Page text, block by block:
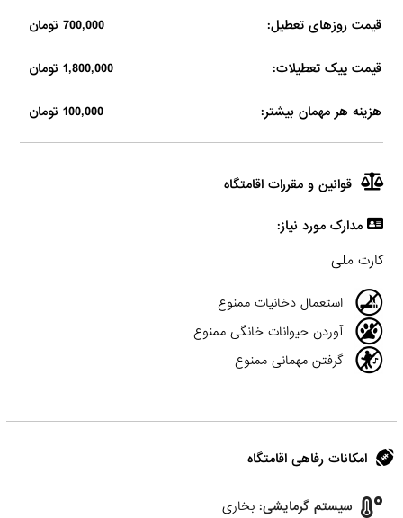
قیمت روزهای تعطیل: 700,000 تومان
قیمت پیک تعطیلات: 1,800,000 تومان
هزینه هر مهمان بیشتر: 100,000 تومان
قوانین و مقررات اقامتگاه
مدارک مورد نیاز:
کارت ملی
استعمال دخانیات ممنوع
آوردن حیوانات خانگی ممنوع
گرفتن مهمانی ممنوع
امکانات رفاهی اقامتگاه
سیستم گرمایشی: بخاری